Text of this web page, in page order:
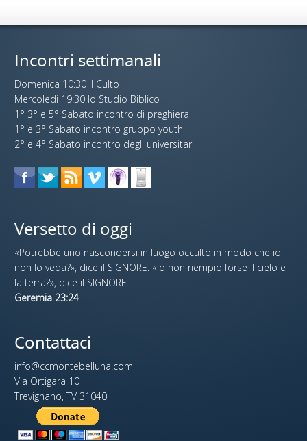
Incontri settimanali
Domenica 10:30 il Culto
Mercoledi 19:30 lo Studio Biblico
1° 3° e 5° Sabato incontro di preghiera
1° e 3° Sabato incontro gruppo youth
2° e 4° Sabato incontro degli universitari
Versetto di oggi
«Potrebbe uno nascondersi in luogo occulto in modo che io
non lo veda?», dice il SIGNORE. «Io non riempio forse il cielo e
la terra?», dice il SIGNORE.
Geremia 23:24
Contattaci
info@ccmontebelluna.com
Via Ortigara 10
Trevignano, TV 31040